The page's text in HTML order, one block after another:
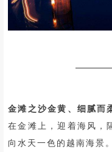
金滩之沙金黄、细腻而
在金滩上，迎着海风，
向水天一色的越南海景。